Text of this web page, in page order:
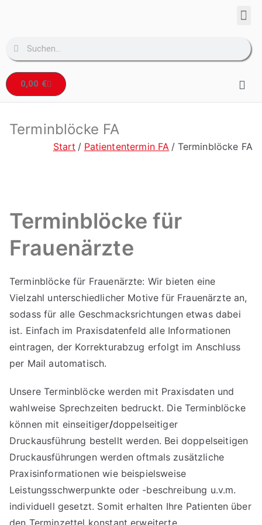
0,00 €
Terminblöcke FA
Start Patiententermin FA Terminblöcke FA
Terminblöcke für
Frauenärzte
Terminblöcke für Frauenärzte: Wir bieten eine
Vielzahl unterschiedlicher Motive für Frauenärzte an,
sodass für alle Geschmacksrichtungen etwas dabei
ist. Einfach im Praxisdatenfeld alle Informationen
eintragen, der Korrekturabzug erfolgt im Anschluss
per Mail automatisch.
Unsere Terminblöcke werden mit Praxisdaten und
wahlweise Sprechzeiten bedruckt. Die Terminblöcke
können mit einseitiger/doppelseitiger
Druckausführung bestellt werden. Bei doppelseitigen
Druckausführungen werden oftmals zusätzliche
Praxisinformationen wie beispielsweise
Leistungsschwerpunkte oder -beschreibung u.v.m.
individuell gesetzt. Somit erhalten Ihre Patienten über
den Terminzettel konstant erweiterte